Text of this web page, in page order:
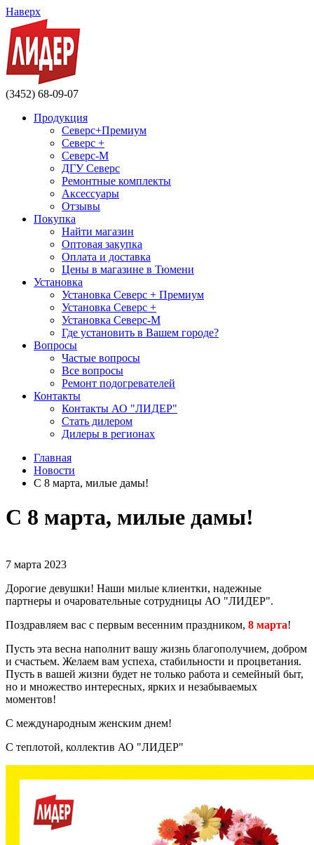
Наверх
(3452) 68-09-07
Продукция
Северс+Премиум
Северс +
Северс-М
ДГУ Северс
Ремонтные комплекты
Аксессуары
Отзывы
Покупка
Найти магазин
Оптовая закупка
Оплата и доставка
Цены в магазине в Тюмени
Установка
Установка Северс + Премиум
Установка Северс +
Установка Северс-М
Где установить в Вашем городе?
Вопросы
Частые вопросы
Все вопросы
Ремонт подогревателей
Контакты
Контакты АО "ЛИДЕР"
Стать дилером
Дилеры в регионах
Главная
Новости
C 8 марта, милые дамы!
C 8 марта, милые дамы!
7 марта 2023
Дорогие девушки! Наши милые клиентки, надежные
партнеры и очаровательные сотрудницы АО "ЛИДЕР".
Поздравляем вас с первым весенним праздником, 8 марта!
Пусть эта весна наполнит вашу жизнь благополучием, добром
и счастьем. Желаем вам успеха, стабильности и процветания.
Пусть в вашей жизни будет не только работа и семейный быт,
но и множество интересных, ярких и незабываемых
моментов!
С международным женским днем!
С теплотой, коллектив АО "ЛИДЕР"